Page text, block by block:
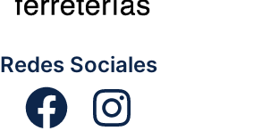
Redes Sociales